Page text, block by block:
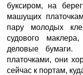
буксиром, на
машущих
пару молодых
судового
деловые
платочками, они
сейчас к портам,